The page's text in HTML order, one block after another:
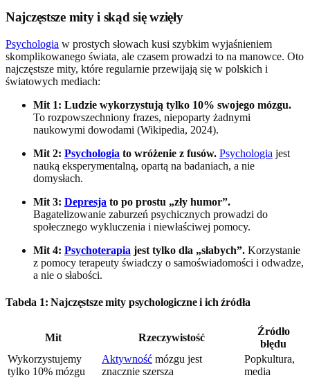
Najczęstsze mity i skąd się wzięły
Psychologia w prostych słowach kusi szybkim wyjaśnieniem
skomplikowanego świata, ale czasem prowadzi to na manowce. Oto
najczęstsze mity, które regularnie przewijają się w polskich i
światowych mediach:
Mit 1: Ludzie wykorzystują tylko 10% swojego mózgu.
To rozpowszechniony frazes, niepoparty żadnymi
naukowymi dowodami (Wikipedia, 2024).
Mit 2: Psychologia to wróżenie z fusów. Psychologia jest
nauką eksperymentalną, opartą na badaniach, a nie
domysłach.
Mit 3: Depresja to po prostu „zły humor”.
Bagatelizowanie zaburzeń psychicznych prowadzi do
społecznego wykluczenia i niewłaściwej pomocy.
Mit 4: Psychoterapia jest tylko dla „słabych”. Korzystanie
z pomocy terapeuty świadczy o samoświadomości i odwadze,
a nie o słabości.
Tabela 1: Najczęstsze mity psychologiczne i ich źródła
Mit Rzeczywistość
Źródło
błędu
Wykorzystujemy
tylko 10% mózgu
Aktywność mózgu jest
znacznie szersza
Popkultura,
media